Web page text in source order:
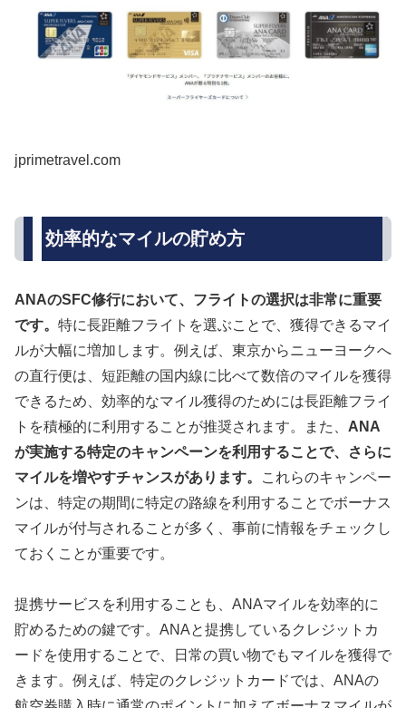
jprimetravel.com
効率的なマイルの貯め方
ANAのSFC修行において、フライトの選択は非常に重要
です。 特に長距離フライトを選ぶことで、獲得できるマイ
ルが大幅に増加します。例えば、東京からニューヨークへ
の直行便は、短距離の国内線に比べて数倍のマイルを獲得
できるため、効率的なマイル獲得のためには長距離フライ
トを積極的に利用することが推奨されます。また、 ANA
が実施する特定のキャンペーンを利用することで、さらに
マイルを増やすチャンスがあります。
これらのキャンペー
ンは、特定の期間に特定の路線を利用することでボーナス
マイルが付与されることが多く、事前に情報をチェックし
ておくことが重要です。
提携サービスを利用することも、ANAマイルを効率的に
貯めるための鍵です。ANAと提携しているクレジットカ
ードを使用することで、日常の買い物でもマイルを獲得で
きます。例えば、特定のクレジットカードでは、ANAの